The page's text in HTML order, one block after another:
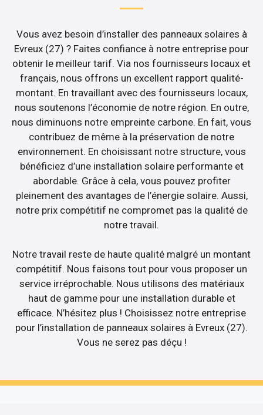
Vous avez besoin d’installer des panneaux solaires à
Evreux (27) ? Faites confiance à notre entreprise pour
obtenir le meilleur tarif. Via nos fournisseurs locaux et
français, nous offrons un excellent rapport qualité-
montant. En travaillant avec des fournisseurs locaux,
nous soutenons l’économie de notre région. En outre,
nous diminuons notre empreinte carbone. En fait, vous
contribuez de même à la préservation de notre
environnement. En choisissant notre structure, vous
bénéficiez d’une installation solaire performante et
abordable. Grâce à cela, vous pouvez profiter
pleinement des avantages de l’énergie solaire. Aussi,
notre prix compétitif ne compromet pas la qualité de
notre travail.
Notre travail reste de haute qualité malgré un montant
compétitif. Nous faisons tout pour vous proposer un
service irréprochable. Nous utilisons des matériaux
haut de gamme pour une installation durable et
efficace. N’hésitez plus ! Choisissez notre entreprise
pour l’installation de panneaux solaires à Evreux (27).
Vous ne serez pas déçu !